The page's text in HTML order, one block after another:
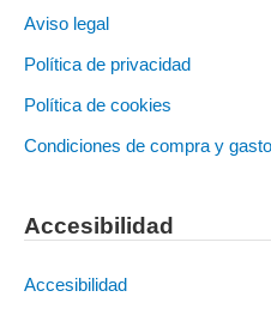
Aviso legal
Política de privacidad
Política de cookies
Condiciones de compra y
Accesibilidad
Accesibilidad